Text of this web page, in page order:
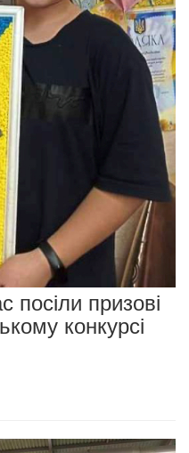
посіли призові
конкурсі